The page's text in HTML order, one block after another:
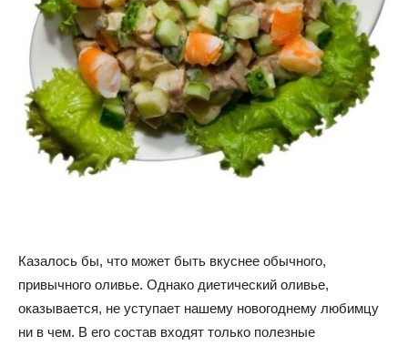
диеты
советы
похудения
Казалось бы, что может быть вкуснее обычного,
привычного оливье. Однако диетический оливье,
оказывается, не уступает нашему новогоднему любимцу
ни в чем. В его состав входят только полезные